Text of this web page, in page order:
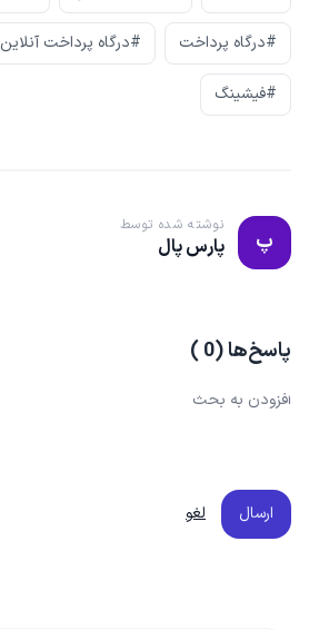
#درگاه پرداخت #درگاه پرداخت آنلاین
#فیشینگ
پ
نوشته شده توسط
پارس پال
پاسخ‌ها(
0
)
ارسال لغو